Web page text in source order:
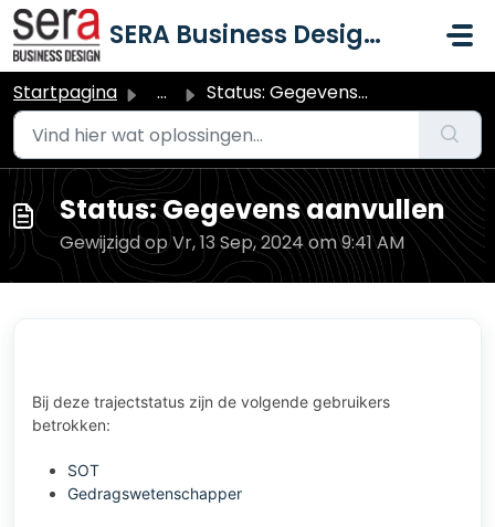
Doorgaan naar hoofdinhoud
SERA Business Design B.V.
Startpagina ... Status: Gegevens aanvullen
Status: Gegevens aanvullen
Gewijzigd op Vr, 13 Sep, 2024 om 9:41 AM
Bij deze trajectstatus zijn de volgende gebruikers
betrokken:
SOT
Gedragswetenschapper